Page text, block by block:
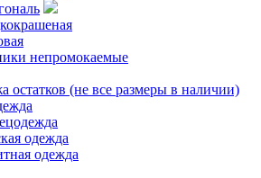
непромокаемые
остатков (не все размеры в наличии)
одежда
одежда